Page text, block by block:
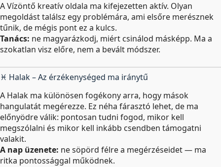
A Vízöntő kreatív oldala ma kifejezetten aktív. Olyan
megoldást találsz egy problémára, ami elsőre merésznek
tűnik, de mégis pont ez a kulcs.
Tanács: ne magyarázkodj, miért csinálod másképp. Ma a
szokatlan visz előre, nem a bevált módszer.
♓ Halak – Az érzékenységed ma iránytű
A Halak ma különösen fogékony arra, hogy mások
hangulatát megérezze. Ez néha fárasztó lehet, de ma
előnyödre válik: pontosan tudni fogod, mikor kell
megszólalni és mikor kell inkább csendben támogatni
valakit.
A nap üzenete: ne söpörd félre a megérzéseidet — ma
ritka pontossággal működnek.